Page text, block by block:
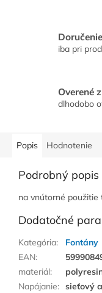
iba pri
Overené
dlhodobo
Popis Hodnotenie
Podrobný popis
na vnútorné použitie
Dodatočné
Kategória:
Fontány
EAN:
materiál:
Napájanie: sieťový